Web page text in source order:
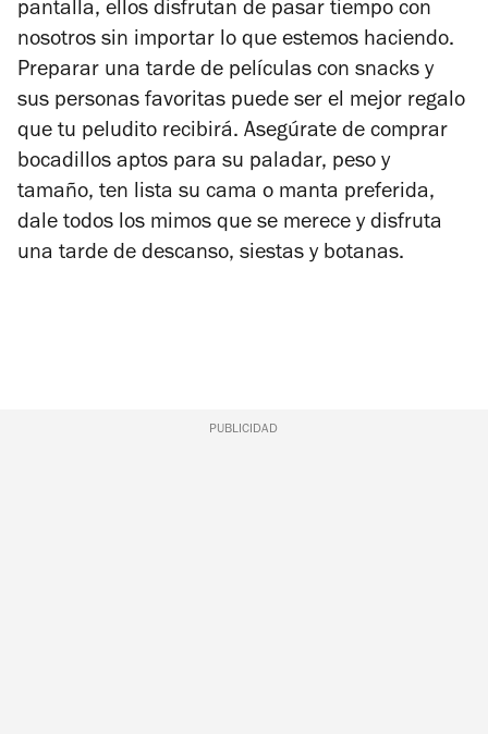
pantalla, ellos disfrutan de pasar tiempo con
nosotros sin importar lo que estemos haciendo.
Preparar una tarde de películas con snacks y
sus personas favoritas puede ser el mejor regalo
que tu peludito recibirá. Asegúrate de comprar
bocadillos aptos para su paladar, peso y
tamaño, ten lista su cama o manta preferida,
dale todos los mimos que se merece y disfruta
una tarde de descanso, siestas y botanas.
PUBLICIDAD